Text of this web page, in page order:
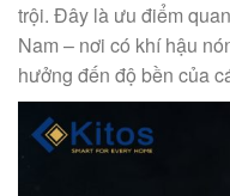
trội. Đây là ưu điểm
Nam – nơi có khí hậu
hưởng đến độ bền của